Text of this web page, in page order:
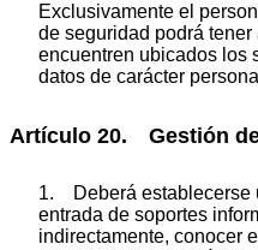
Exclusivamente el
de seguridad podrá
encuentren ubicados los
datos de carácter
Artículo 20. Gestión
1. Deberá establecerse
entrada de soportes
indirectamente, conocer